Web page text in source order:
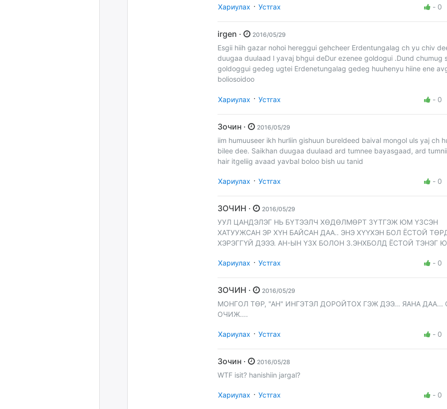
Хариулах · Устгах - 0
irgen · 2016/05/29
Esgii hiih gazar nohoi hereggui gehcheer Erdentungalag ch yu chiv
duugaa duulaad l yavaj bhgui deDur ezenee goldogui .Dund chumug
goldoggui gedeg ugtei Erdenetungalag gedeg huuhenyu hiine ene
boliosoidoo
Хариулах · Устгах - 0
Зочин · 2016/05/29
iim humuuseer ikh hurliin gishuun bureldeed baival mongol uls yaj ch
bilee dee. Saikhan duugaa duulaad ard tumnee bayasgaad, ard
hair itgeliig avaad yavbal boloo bish uu tanid
Хариулах · Устгах - 0
ЗОЧИН · 2016/05/29
УУЛ ЦАНДЭЛЭГ НЬ БҮТЭЭЛЧ ХӨДӨЛМӨРТ ЗҮТГЭЖ ЮМ ҮЗСЭН
ХАТУУЖСАН ЭР ХҮН БАЙСАН ДАА.. ЭНЭ ХҮҮХЭН БОЛ ЁСТОЙ
ХЭРЭГГҮЙ ДЭЭЭ. АН-ЫН ҮЗХ БОЛОН З.ЭНХБОЛД ЁСТОЙ ТЭНЭГ
Хариулах · Устгах - 0
ЗОЧИН · 2016/05/29
МОНГОЛ ТӨР, "АН" ИНГЭТЭЛ ДОРОЙТОХ ГЭЖ ДЭЭ... ЯАНА
ОЧИЖ....
Хариулах · Устгах - 0
Зочин · 2016/05/28
WTF isit? hanishiin jargal?
Хариулах · Устгах - 0